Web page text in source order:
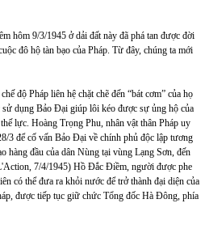
hôm 9/3/1945 ở dải đất này đã phá tan được đời
đô hộ tàn bạo của Pháp. Từ đây, chúng ta mới
độ Pháp liên hệ chặt chẽ đến “bát cơm” của họ
dụng Bảo Đại giúp lôi kéo được sự ủng hộ của
lực. Hoàng Trọng Phu, nhân vật thân Pháp uy
3 để cố vấn Bảo Đại về chính phủ độc lập tương
hàng đầu của dân Nùng tại vùng Lạng Sơn, đến
7/4/1945) Hồ Đắc Điềm, người được phe
có thể đưa ra khỏi nước để trở thành đại diện của
được tiếp tục giữ chức Tổng đốc Hà Đông, phía